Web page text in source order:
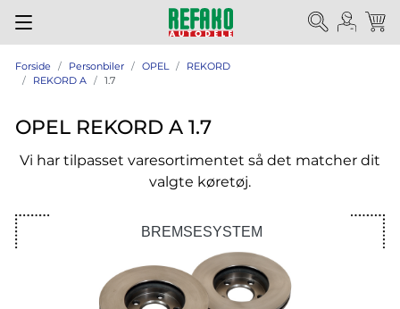
Forside Personbiler OPEL
REKORD
REKORD A
1.7
OPEL REKORD A 1.7
Vi har tilpasset varesortimentet så det matcher dit
valgte køretøj.
BREMSESYSTEM